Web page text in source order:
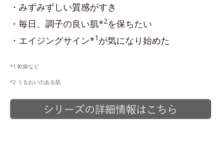
・みずみずしい質感がすき
・毎日、調子の良い肌*2を保ちたい
・エイジングサイン*1 が気になり始めた
*1 乾燥など
*2 うるおいのある肌